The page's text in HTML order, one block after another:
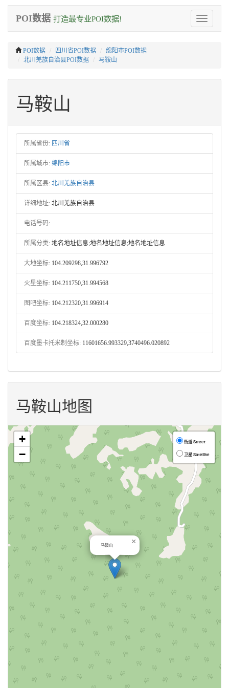
Toggle
navigation
POI数据 打造最专业POI数据!
POI数据 四川省POI数据
绵阳市POI数据
北川羌族自治县POI数据
马鞍山
马鞍山
所属省份: 四川省
所属城市: 绵阳市
所属区县: 北川羌族自治县
详细地址: 北川羌族自治县
电话号码:
所属分类: 地名地址信息;地名地址信息;地名地址信息
大地坐标: 104.209298,31.996792
火星坐标: 104.211750,31.994568
图吧坐标: 104.212320,31.996914
百度坐标: 104.218324,32.000280
百度墨卡托米制坐标: 11601656.993329,3740496.020892
马鞍山地图
马鞍山 ×
+
−
街道 Street
卫星 Satellite